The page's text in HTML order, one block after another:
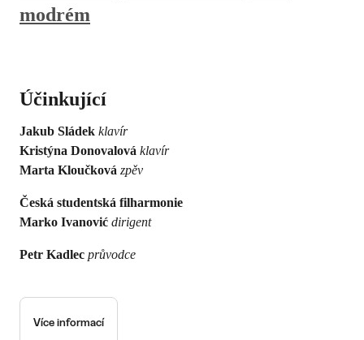
modrém
Účinkující
Jakub Sládek klavír
Kristýna Donovalová klavír
Marta Kloučková zpěv
Česká studentská filharmonie
Marko Ivanović dirigent
Petr Kadlec průvodce
Více informací